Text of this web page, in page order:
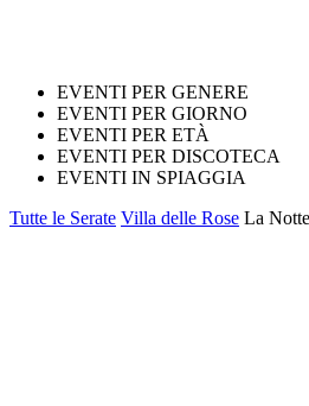
EVENTI PER GENERE
EVENTI PER GIORNO
EVENTI PER ETÀ
EVENTI PER DISCOTECA
EVENTI IN SPIAGGIA
Tutte le Serate Villa delle Rose La